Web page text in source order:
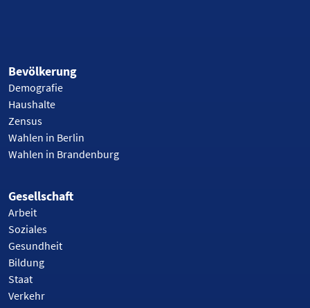
Bevölkerung
Demografie
Haushalte
Zensus
Wahlen in Berlin
Wahlen in Brandenburg
Gesellschaft
Arbeit
Soziales
Gesundheit
Bildung
Staat
Verkehr